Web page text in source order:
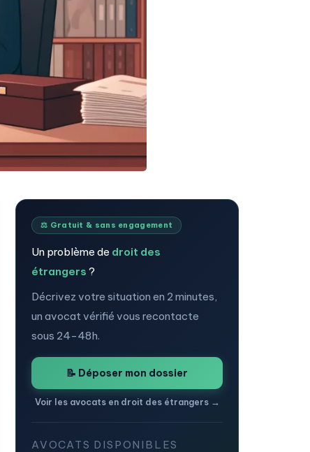
⚖️ Gratuit & sans engagement
Un problème de droit des
étrangers ?
Décrivez votre situation en 2 minutes,
un avocat vérifié vous recontacte
sous 24-48h.
📝 Déposer mon dossier
Voir les avocats en droit des étrangers →
AVOCATS DISPONIBLES